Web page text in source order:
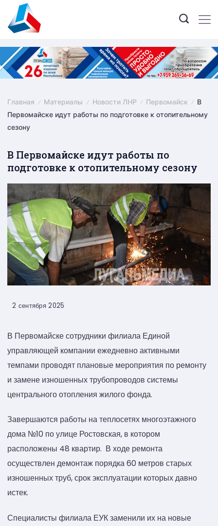
content
Главная Материалы Новости ЛНР Первомайск
В
Первомайске идут работы по подготовке к отопительному
сезону
В Первомайске идут работы по
подготовке к отопительному сезону
2 сентября 2025
В Первомайске сотрудники филиала Единой
управляющей компании ежедневно активными
темпами проводят плановые мероприятия по ремонту
и замене изношенных трубопроводов системы
центрального отопления жилого фонда.
Завершаются работы на теплосетях многоэтажного
дома №10 по улице Ростовская, в котором
расположены 48 квартир. В ходе ремонта
осуществлен демонтаж порядка 60 метров старых
изношенных труб, срок эксплуатации которых давно
истек.
Специалисты филиала ЕУК заменили их на новые